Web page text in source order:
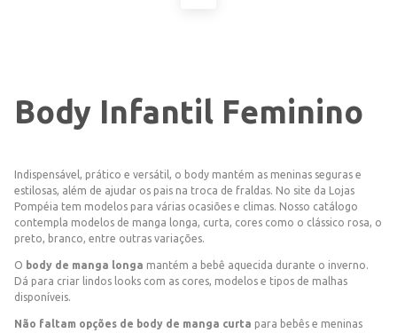
Body Infantil Feminino
Indispensável, prático e versátil, o body mantém as meninas seguras e
estilosas, além de ajudar os pais na troca de fraldas. No site da Lojas
Pompéia tem modelos para várias ocasiões e climas. Nosso catálogo
contempla modelos de manga longa, curta, cores como o clássico rosa, o
preto, branco, entre outras variações.
O body de manga longa mantém a bebê aquecida durante o inverno.
Dá para criar lindos looks com as cores, modelos e tipos de malhas
disponíveis.
Não faltam opções de body de manga curta para bebês e meninas